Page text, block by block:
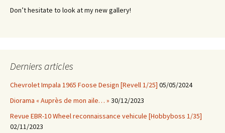
Don’t hesitate to look at my new gallery!
Derniers articles
Chevrolet Impala 1965 Foose Design [Revell 1/25] 05/05/2024
Diorama « Auprès de mon aile… » 30/12/2023
Revue EBR-10 Wheel reconnaissance vehicule [Hobbyboss 1/35]
02/11/2023